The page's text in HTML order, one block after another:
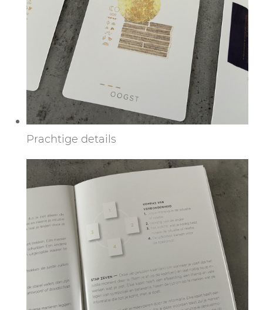
Prachtige details